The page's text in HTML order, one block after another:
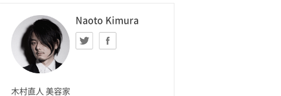
Naoto Kimura
木村直人 美容家